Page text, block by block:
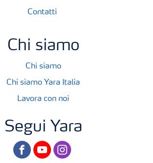
Contatti
Chi siamo
Chi siamo
Chi siamo Yara Italia
Lavora con noi
Segui Yara
facebookyoutubeinstagram